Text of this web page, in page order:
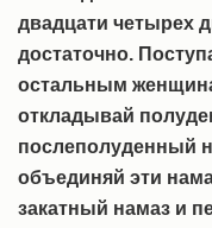
двадцати четырех
достаточно.
остальным
откладывай
послеполуденный
объединяй эти
закатный намаз и